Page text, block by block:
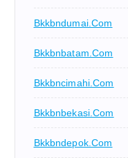
Bkkbndumai.com
Bkkbnbatam.com
Bkkbncimahi.com
Bkkbnbekasi.com
Bkkbndepok.com